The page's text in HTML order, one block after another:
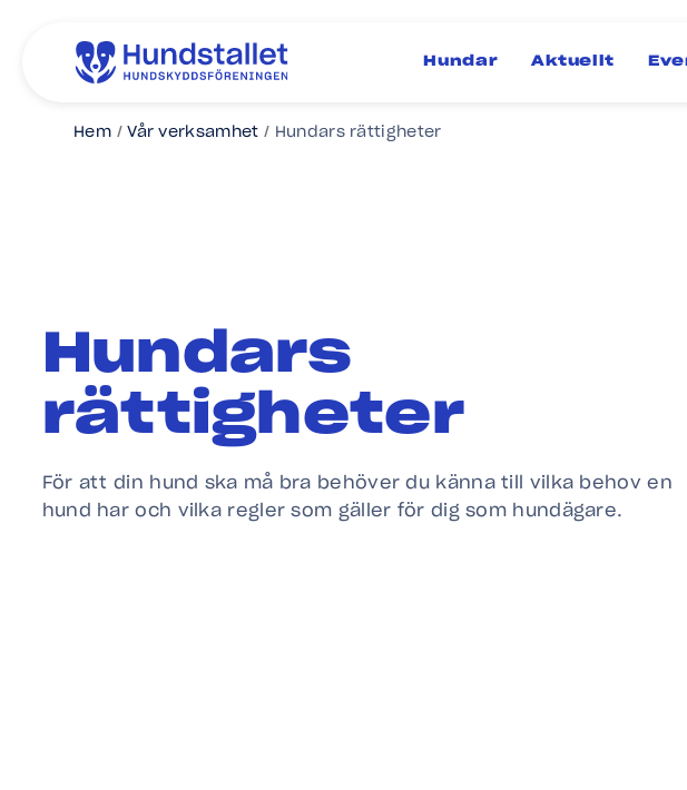
Hundar Aktuellt
Hem Vår verksamhet Hundars rättigheter
Hundars
rättigheter
För att din hund ska må bra behöver du känna till vilka behov en
hund har och vilka regler som gäller för dig som hundägare.